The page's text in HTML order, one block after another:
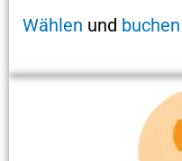
Wählen und buchen